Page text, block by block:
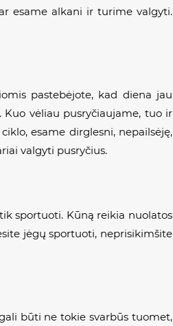
esame alkani ir turime valgyti.
pastebėjote, kad diena jau
vėliau pusryčiaujame, tuo ir
esame dirglesni, nepailsėję,
valgyti pusryčius.
sportuoti. Kūną reikia nuolatos
jėgų sportuoti, neprisikimšite
būti ne tokie svarbūs tuomet,